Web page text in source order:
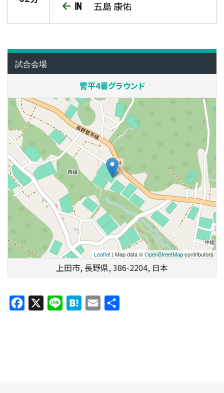
五島 康佑
試合会場
菅平4番グラウンド
Leaflet | Map data ©OpenStreetMapcontributors
上田市, 長野県, 386-2204, 日本
Facebook Line HatenaEmail